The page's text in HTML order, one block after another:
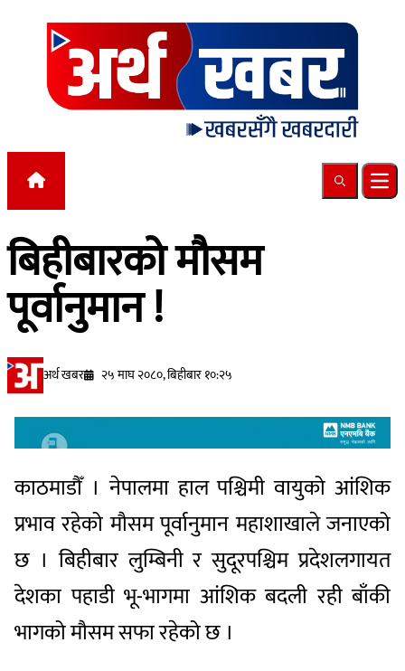
Skip to content
Search
बिहीबारको मौसम
पूर्वानुमान !
अर्थ खबर २५ माघ २०८०, बिहीबार १०:२५
काठमाडौँ । नेपालमा हाल पश्चिमी वायुको आंशिक
प्रभाव रहेको मौसम पूर्वानुमान महाशाखाले जनाएको
छ । बिहीबार लुम्बिनी र सुदूरपश्चिम प्रदेशलगायत
देशका पहाडी भू-भागमा आंशिक बदली रही बाँकी
भागको मौसम सफा रहेको छ ।